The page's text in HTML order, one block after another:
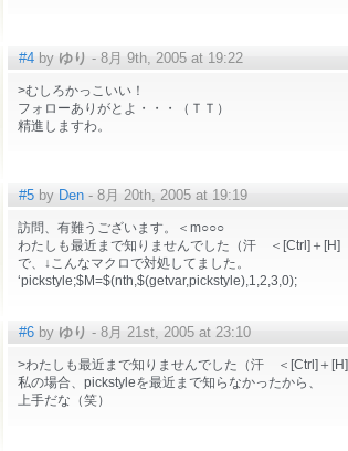
#4 by ゆり - 8月 9th, 2005 at 19:22
>むしろかっこいい！
フォローありがとよ・・・（ＴＴ）
精進しますわ。
#5 by Den - 8月 20th, 2005 at 19:19
訪問、有難うございます。＜m○○○
わたしも最近まで知りませんでした（汗 ＜[Ctrl]＋[H]
で、↓こんなマクロで対処してました。
‘pickstyle;$M=$(nth,$(getvar,pickstyle),1,2,3,0);
#6 by ゆり - 8月 21st, 2005 at 23:10
>わたしも最近まで知りませんでした（汗 ＜[Ctrl]＋[H]
私の場合、pickstyleを最近まで知らなかったから、
上手だな（笑）